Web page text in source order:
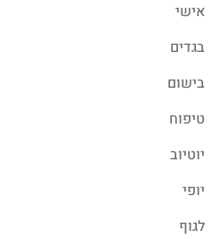
אישי
בגדים
בישום
טיפוח
יוטיוב
יופי
לגוף